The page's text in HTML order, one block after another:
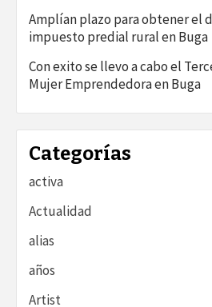
Amplían plazo para obtener el
impuesto predial rural en Buga
Con exito se llevo a cabo el
Mujer Emprendedora en Buga
Categorías
activa
Actualidad
alias
años
Artist